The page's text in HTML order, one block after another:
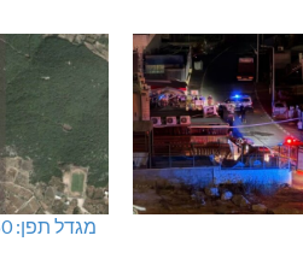
מגדל תפן: 350 דונם במתחם חדש